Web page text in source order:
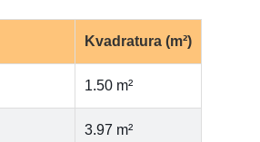
Kvadratura (m²)
1.50 m²
3.97 m²